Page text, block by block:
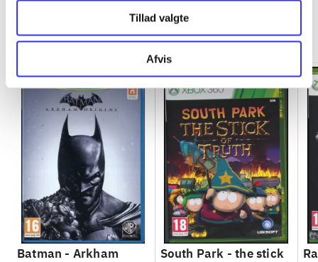
Tillad valgte
Afvis
Batman - Arkham
South Park - the stick